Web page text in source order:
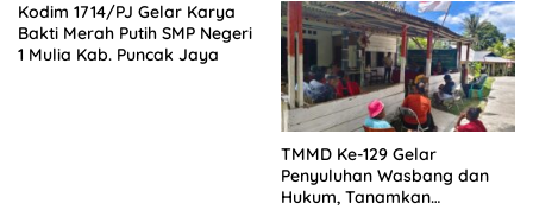
Kodim 1714/PJ Gelar Karya
Bakti Merah Putih SMP Negeri
1 Mulia Kab. Puncak Jaya
TMMD Ke-129 Gelar
Penyuluhan Wasbang dan
Hukum, Tanamkan